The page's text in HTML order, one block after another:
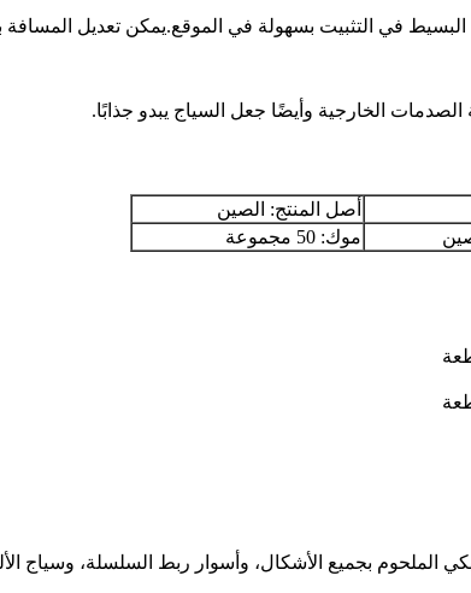
في التثبيت بسهولة في الموقع.يمكن تعديل المسافة
الخارجية وأيضًا جعل السياج يبدو جذابًا.
أصل المنتج: الصين
موك: 50 مجموعة
الملحوم بجميع الأشكال، وأسوار ربط السلسلة، وسياج